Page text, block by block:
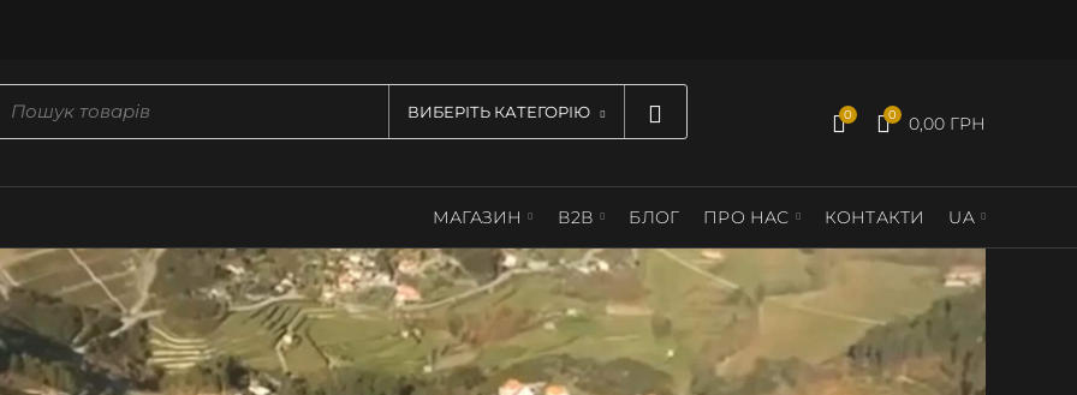
ВИБЕРІТЬ КАТЕГОРІЮ 0 0 0,00 ГРН
МАГАЗИН В2В БЛОГ ПРО НАС КОНТАКТИ UA